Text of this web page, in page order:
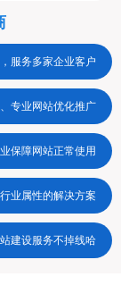
服务多家企业客户
专业网站优化推广
保障网站正常使用
业属性的解决方案
建设服务不掉线哈